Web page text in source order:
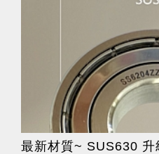
最新材質~ SUS630 升